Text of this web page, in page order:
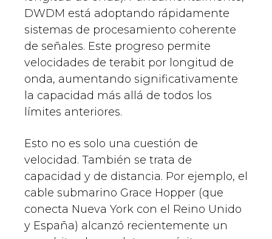
DWDM está adoptando rápidamente
sistemas de procesamiento coherente
de señales. Este progreso permite
velocidades de terabit por longitud de
onda, aumentando significativamente
la capacidad más allá de todos los
límites anteriores.
Esto no es solo una cuestión de
velocidad. También se trata de
capacidad y de distancia. Por ejemplo, el
cable submarino Grace Hopper (que
conecta Nueva York con el Reino Unido
y España) alcanzó recientemente un